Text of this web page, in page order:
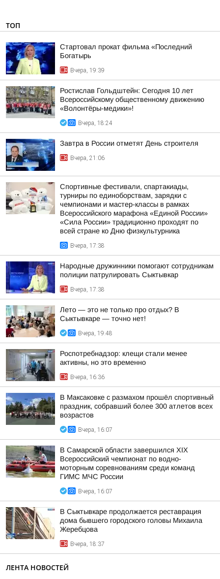
ТОП
Стартовал прокат фильма «Последний
Богатырь
Вчера, 19:39
Ростислав Гольдштейн: Сегодня 10 лет
Всероссийскому общественному движению
«Волонтёры-медики»!
Вчера, 18:24
Завтра в России отметят День строителя
Вчера, 21:06
Спортивные фестивали, спартакиады,
турниры по единоборствам, зарядки с
чемпионами и мастер-классы в рамках
Всероссийского марафона «Единой России»
«Сила России» традиционно проходят по
всей стране ко Дню физкультурника
Вчера, 17:38
Народные дружинники помогают сотрудникам
полиции патрулировать Сыктывкар
Вчера, 17:38
Лето — это не только про отдых? В
Сыктывкаре — точно нет!
Вчера, 19:48
Роспотребнадзор: клещи стали менее
активны, но это временно
Вчера, 16:36
В Максаковке с размахом прошёл спортивный
праздник, собравший более 300 атлетов всех
возрастов
Вчера, 16:07
В Самарской области завершился XIХ
Всероссийский чемпионат по водно-
моторным соревнованиям среди команд
ГИМС МЧС России
Вчера, 16:07
В Сыктывкаре продолжается реставрация
дома бывшего городского головы Михаила
Жеребцова
Вчера, 18:37
ЛЕНТА НОВОСТЕЙ